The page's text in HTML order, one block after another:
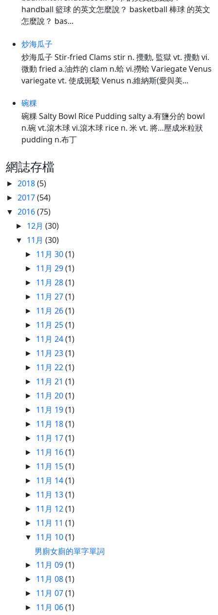
handball 籃球 的英文怎麼說？ basketball 棒球 的英文
怎麼說？ bas...
炒海瓜子
炒海瓜子 Stir-fried Clams stir n. 攪動, 監獄 vt. 攪動 vi.
微動 fried a.油炸的 clam n.蛤 vi.撈蛤 Variegate Venus
variegate vt. 使成斑駁 Venus n.維納斯(愛與美...
碗粿
碗粿 Salty Bowl Rice Pudding salty a.有鹽分的 bowl
n.碗 vt.滾木球 vi.滾木球 rice n. 米 vt. 將…壓成米粒狀
pudding n.布丁
網誌存檔
► 2018(5)
► 2017(54)
▼ 2016(75)
► 12月(30)
▼ 11月(30)
► 11月 30(1)
► 11月 29(1)
► 11月 28(1)
► 11月 27(1)
► 11月 26(1)
► 11月 25(1)
► 11月 24(1)
► 11月 23(1)
► 11月 22(1)
► 11月 21(1)
► 11月 20(1)
► 11月 19(1)
► 11月 18(1)
► 11月 17(1)
► 11月 16(1)
► 11月 15(1)
► 11月 14(1)
► 11月 13(1)
► 11月 12(1)
► 11月 11(1)
▼ 11月 10(1)
男廁女廁的單字單詞
► 11月 09(1)
► 11月 08(1)
► 11月 07(1)
► 11月 06(1)